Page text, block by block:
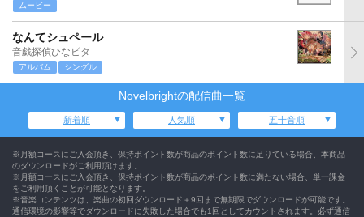
ムービー
なんてシュペール
音戯探偵ひなビタ
アルバム シングル
Novelbrightの配信曲一覧
新着順 人気順 五十音順
※月額コースにご入会頂き、保持ポイント数が商品のポイント数に足りている場合、本商品
のダウンロードがご利用頂けます。
※月額コースにご入会頂き、保持ポイント数が商品のポイント数に満たない場合、単一課金
をご利用頂くことが可能となります。
※音楽コンテンツは、楽曲の初回ダウンロード＋9回まで無期限でダウンロードが可能です。
通信環境の影響等でダウンロードに失敗した場合でも1回としてカウントされます。必ず通信